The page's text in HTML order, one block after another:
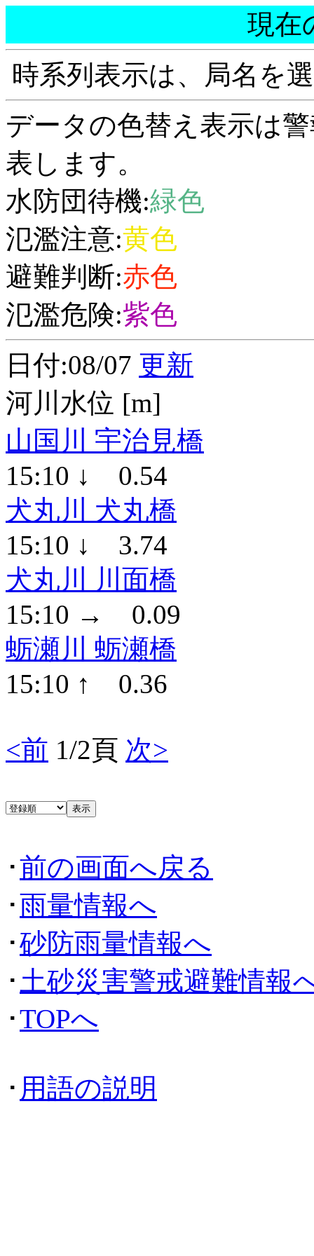
現在
時系列表示は、局名を
データの色替え表示は
表します。
水防団待機:緑色
氾濫注意:黄色
避難判断:赤色
氾濫危険:紫色
日付:08/07 更新
河川水位 [m]
山国川 宇治見橋
15:10 ↓ 0.54
犬丸川 犬丸橋
15:10 ↓ 3.74
犬丸川 川面橋
15:10 → 0.09
蛎瀬川 蛎瀬橋
15:10 ↑ 0.36
<前 1/2頁 次>
･前の画面へ戻る
･雨量情報へ
･砂防雨量情報へ
･ 土砂災害警戒避難情報
･TOPへ
･ 用語の説明